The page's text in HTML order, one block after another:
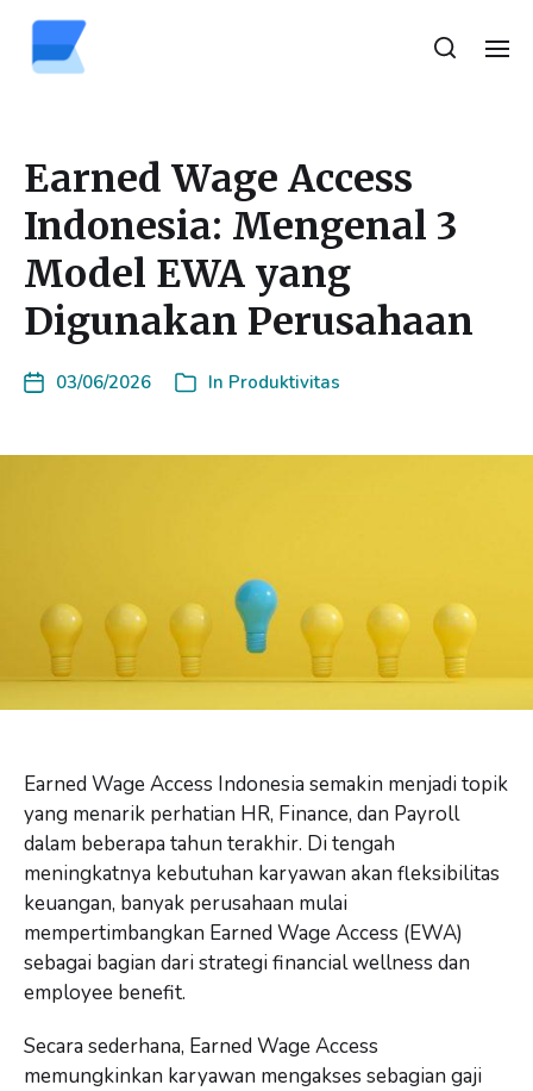
Earned Wage Access
Indonesia: Mengenal 3
Model EWA yang
Digunakan Perusahaan
03/06/2026 In Produktivitas
Earned Wage Access Indonesia semakin menjadi topik
yang menarik perhatian HR, Finance, dan Payroll
dalam beberapa tahun terakhir. Di tengah
meningkatnya kebutuhan karyawan akan fleksibilitas
keuangan, banyak perusahaan mulai
mempertimbangkan Earned Wage Access (EWA)
sebagai bagian dari strategi financial wellness dan
employee benefit.
Secara sederhana, Earned Wage Access
memungkinkan karyawan mengakses sebagian gaji